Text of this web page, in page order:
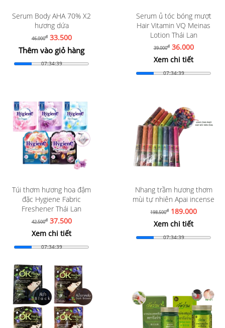
Serum Body AHA 70% X2
hương dứa
46.000đ33.500
Thêm vào giỏ hàng
07:34:37
Serum ủ tóc bóng mượt
Hair Vitamin VQ Meinas
Lotion Thái Lan
39.000đ36.000
Xem chi tiết
07:34:37
Túi thơm hương hoa đậm
đặc Hygiene Fabric
Freshener Thái Lan
42.500đ37.500
Xem chi tiết
07:34:37
Nhang trầm hương thơm
mùi tự nhiên Apai incense
198.500đ 189.000
Xem chi tiết
07:34:37